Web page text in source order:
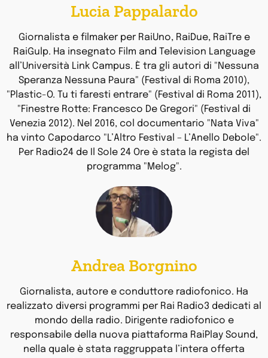
Lucia Pappalardo
Giornalista e filmaker per RaiUno, RaiDue, RaiTre e
RaiGulp. Ha insegnato Film and Television Language
all’Università Link Campus. È tra gli autori di "Nessuna
Speranza Nessuna Paura" (Festival di Roma 2010),
"Plastic-O. Tu ti faresti entrare" (Festival di Roma 2011),
"Finestre Rotte: Francesco De Gregori" (Festival di
Venezia 2012). Nel 2016, col documentario "Nata Viva"
ha vinto Capodarco "L’Altro Festival – L’Anello Debole".
Per Radio24 de Il Sole 24 Ore è stata la regista del
programma "Melog".
Andrea Borgnino
Giornalista, autore e conduttore radiofonico. Ha
realizzato diversi programmi per Rai Radio3 dedicati al
mondo della radio. Dirigente radiofonico e
responsabile della nuova piattaforma RaiPlay Sound,
nella quale è stata raggruppata l’intera offerta